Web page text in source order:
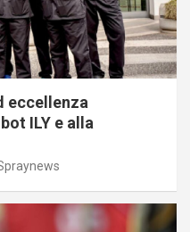
eccellenza
ILY e alla